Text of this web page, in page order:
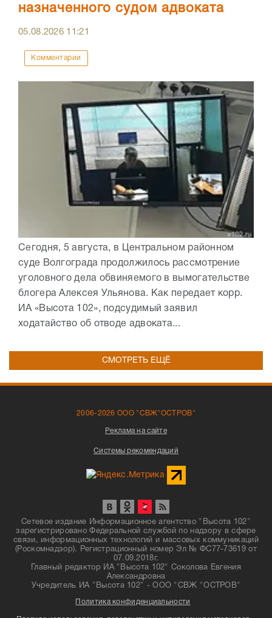
назначенного судом адвоката
05.08.2026 11:21
Комментарии
Сегодня, 5 августа, в Центральном районном
суде Волгограда продолжилось рассмотрение
уголовного дела обвиняемого в вымогательстве
блогера Алексея Ульянова. Как передает корр.
ИА «Высота 102», подсудимый заявил
ходатайство об отводе адвоката...
СМОТРЕТЬ ЕЩЁ
2006-2026 ООО "СВЖ"ОСТРОВ"
Реклама на сайте
Системы рекомендаций
Сетевое издание Информационное агентство "Высота 102"
зарегистрировано Федеральной службой по надзору в сфере
связи, информационных технологий и массовых коммуникаций
(Роскомнадзор). Регистрационный номер Эл № ФС77-73619 от
07.09.2018г.
Главный редактор ИА "Высота 102" Соколова Евгения
Александровна
Учредитель ИА "Высота 102" - ООО "СВЖ "ОСТРОВ"
Политика конфиденциальности